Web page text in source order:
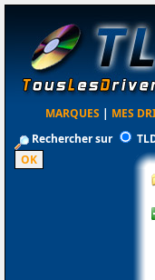
MARQUES | MES
Rechercher sur